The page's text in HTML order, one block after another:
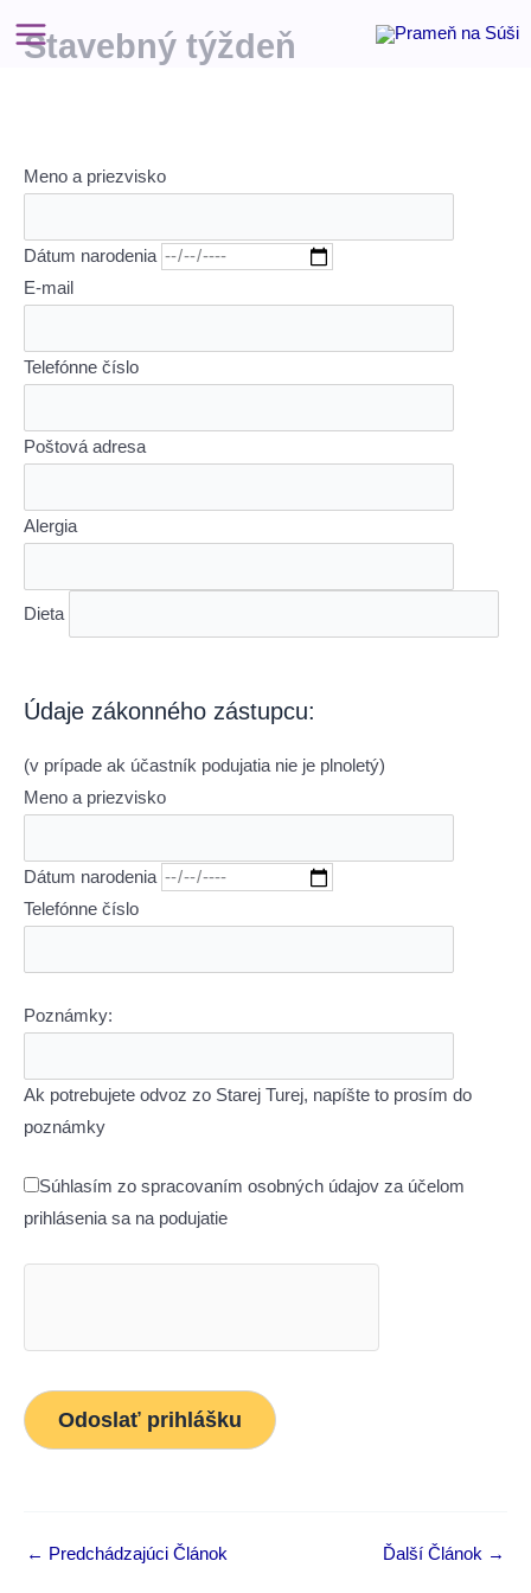
naMain
Stavebný týždeň
Meno a priezvisko
Dátum narodenia
E-mail
Telefónne číslo
Poštová adresa
Alergia
Dieta
Údaje zákonného zástupcu:
(v prípade ak účastník podujatia nie je plnoletý)
Meno a priezvisko
Dátum narodenia
Telefónne číslo
Poznámky:
Ak potrebujete odvoz zo Starej Turej, napíšte to prosím do
poznámky
Súhlasím zo spracovaním osobných údajov za účelom
prihlásenia sa na podujatie
← Predchádzajúci Článok Ďalší Článok →